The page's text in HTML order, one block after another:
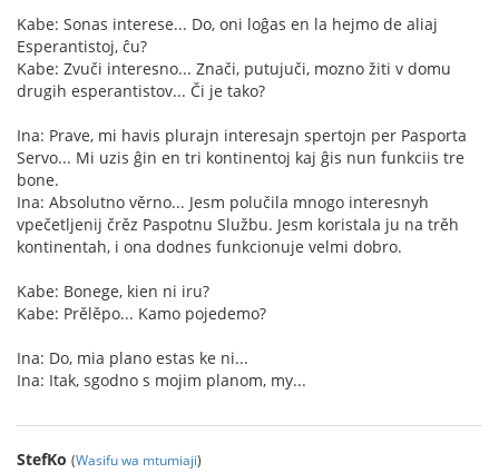
Kabe: Sonas interese... Do, oni loĝas en la hejmo de aliaj
Esperantistoj, ĉu?
Kabe: Zvuči interesno... Znači, putujuči, mozno žiti v domu
drugih esperantistov... Či je tako?
Ina: Prave, mi havis plurajn interesajn spertojn per Pasporta
Servo... Mi uzis ĝin en tri kontinentoj kaj ĝis nun funkciis tre
bone.
Ina: Absolutno věrno... Jesm polučila mnogo interesnyh
vpečetljenij črěz Paspotnu Službu. Jesm koristala ju na trěh
kontinentah, i ona dodnes funkcionuje velmi dobro.
Kabe: Bonege, kien ni iru?
Kabe: Prělěpo... Kamo pojedemo?
Ina: Do, mia plano estas ke ni...
Ina: Itak, sgodno s mojim planom, my...
StefKo (Wasifu wa mtumiaji)